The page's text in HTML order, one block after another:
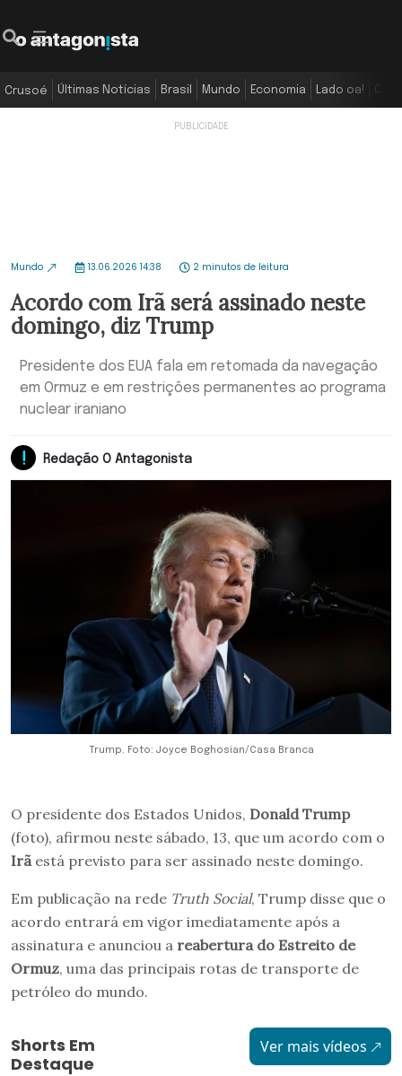
Crusoé Últimas Notícias Brasil Mundo Economia Lado oa!
Mundo 13.06.2026 14:38 2 minutos de leitura
Acordo com Irã será assinado neste
domingo, diz Trump
Presidente dos EUA fala em retomada da navegação
em Ormuz e em restrições permanentes ao programa
nuclear iraniano
Redação O Antagonista
Trump. Foto: Joyce Boghosian/Casa Branca
O presidente dos Estados Unidos, Donald Trump
(foto), afirmou neste sábado, 13, que um acordo com o
Irã está previsto para ser assinado neste domingo.
Em publicação na rede Truth Social, Trump disse que o
acordo entrará em vigor imediatamente após a
assinatura e anunciou a reabertura do Estreito de
Ormuz, uma das principais rotas de transporte de
petróleo do mundo.
Shorts Em
Destaque
Ver mais vídeos